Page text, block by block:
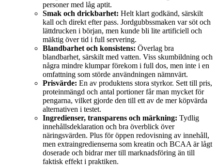
personer med låg aptit.
Smak och drickbarhet: Helt klart godkänd, särskilt
kall och direkt efter pass. Jordgubbssmaken var söt och
lättdrucken i början, men kunde bli lite artificiell och
mäktig över tid i full servering.
Blandbarhet och konsistens: Överlag bra
blandbarhet, särskilt med vatten. Viss skumbildning och
några mindre klumpar förekom i full dos, men inte i en
omfattning som störde användningen nämnvärt.
Prisvärde: En av produktens stora styrkor. Sett till pris,
proteinmängd och antal portioner får man mycket för
pengarna, vilket gjorde den till ett av de mer köpvärda
alternativen i testet.
Ingredienser, transparens och märkning: Tydlig
innehållsdeklaration och bra överblick över
näringsvärden. Plus för öppen redovisning av innehåll,
men extraingredienserna som kreatin och BCAA är lågt
doserade och bidrar mer till marknadsföring än till
faktisk effekt i praktiken.